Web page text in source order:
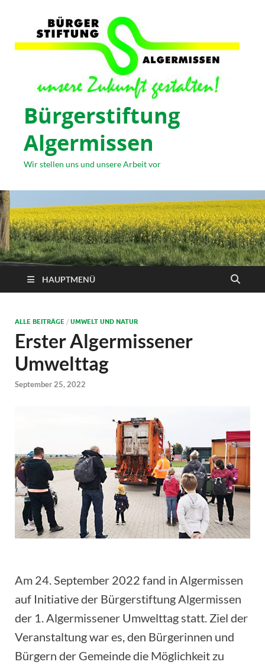
Bürgerstiftung
Algermissen
Wir stellen uns und unsere Arbeit vor
HAUPTMENÜ
ALLE BEITRÄGE / UMWELT UND NATUR
Erster Algermissener
Umwelttag
September 25, 2022
Am 24. September 2022 fand in Algermissen
auf Initiative der Bürgerstiftung Algermissen
der 1. Algermissener Umwelttag statt. Ziel der
Veranstaltung war es, den Bürgerinnen und
Bürgern der Gemeinde die Möglichkeit zu